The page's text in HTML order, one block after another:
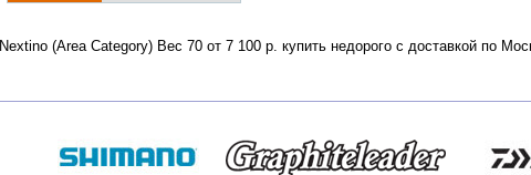
Nextino (Area Category) Вес 70 от 7 100 р. купить недорого с доставкой по